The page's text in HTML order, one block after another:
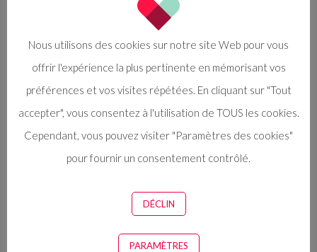
Focus sur les épaules
Nous utilisons des cookies sur notre site Web pour vous
offrir l'expérience la plus pertinente en mémorisant vos
préférences et vos visites répétées. En cliquant sur "Tout
accepter", vous consentez à l'utilisation de TOUS les cookies.
Cependant, vous pouvez visiter "Paramètres des cookies"
pour fournir un consentement contrôlé.
DÉCLIN
PARAMÈTRES